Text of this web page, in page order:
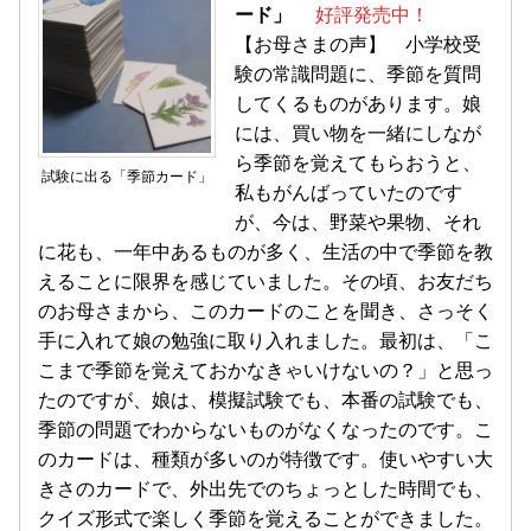
試験に出る「季節カード」
ード」 好評発売中！
【お母さまの声】 小学校受
験の常識問題に、季節を質問
してくるものがあります。娘
には、買い物を一緒にしなが
ら季節を覚えてもらおうと、
私もがんばっていたのです
が、今は、野菜や果物、それ
に花も、一年中あるものが多く、生活の中で季節を教
えることに限界を感じていました。その頃、お友だち
のお母さまから、このカードのことを聞き、さっそく
手に入れて娘の勉強に取り入れました。最初は、「こ
こまで季節を覚えておかなきゃいけないの？」と思っ
たのですが、娘は、模擬試験でも、本番の試験でも、
季節の問題でわからないものがなくなったのです。こ
のカードは、種類が多いのが特徴です。使いやすい大
きさのカードで、外出先でのちょっとした時間でも、
クイズ形式で楽しく季節を覚えることができました。